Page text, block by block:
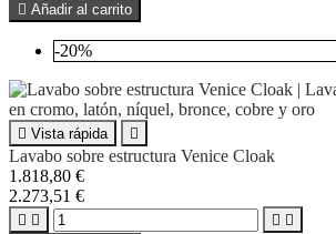
 Añadir al carrito
-20%
 Vista rápida 
Lavabo sobre estructura Venice Cloak
1.818,80 €
2.273,51 €
   